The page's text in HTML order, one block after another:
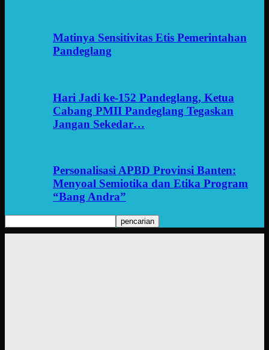
Matinya Sensitivitas Etis Pemerintahan
Pandeglang
Hari Jadi ke-152 Pandeglang, Ketua
Cabang PMII Pandeglang Tegaskan
Jangan Sekedar…
Personalisasi APBD Provinsi Banten:
Menyoal Semiotika dan Etika Program
“Bang Andra”